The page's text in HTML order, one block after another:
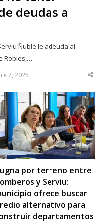
deudas a
Ñuble le adeuda al
Robles,…
7, 2025
por terreno entre
y Serviu:
ofrece buscar
alternativo para
departamentos